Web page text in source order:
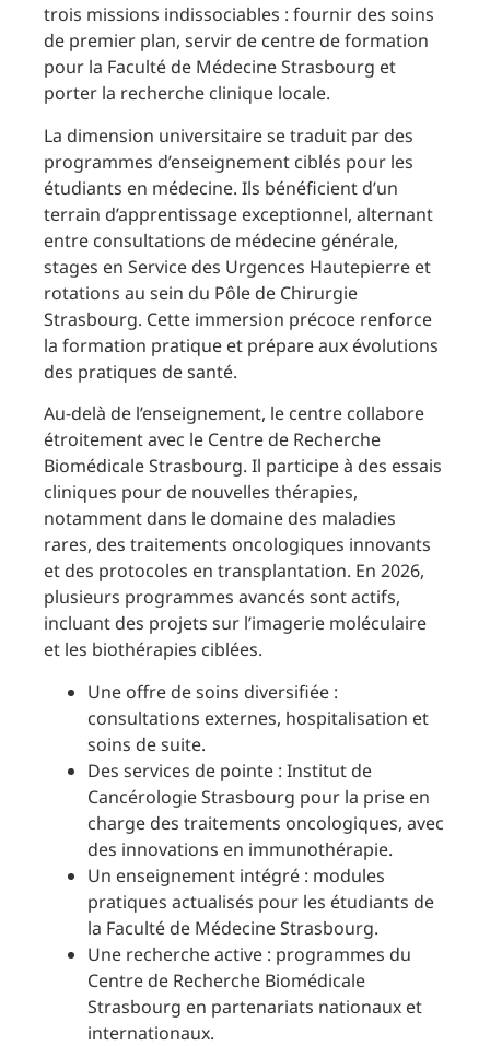
trois missions indissociables : fournir des soins
de premier plan, servir de centre de formation
pour la Faculté de Médecine Strasbourg et
porter la recherche clinique locale.
La dimension universitaire se traduit par des
programmes d’enseignement ciblés pour les
étudiants en médecine. Ils bénéficient d’un
terrain d’apprentissage exceptionnel, alternant
entre consultations de médecine générale,
stages en Service des Urgences Hautepierre et
rotations au sein du Pôle de Chirurgie
Strasbourg. Cette immersion précoce renforce
la formation pratique et prépare aux évolutions
des pratiques de santé.
Au-delà de l’enseignement, le centre collabore
étroitement avec le Centre de Recherche
Biomédicale Strasbourg. Il participe à des essais
cliniques pour de nouvelles thérapies,
notamment dans le domaine des maladies
rares, des traitements oncologiques innovants
et des protocoles en transplantation. En 2026,
plusieurs programmes avancés sont actifs,
incluant des projets sur l’imagerie moléculaire
et les biothérapies ciblées.
Une offre de soins diversifiée :
consultations externes, hospitalisation et
soins de suite.
Des services de pointe : Institut de
Cancérologie Strasbourg pour la prise en
charge des traitements oncologiques, avec
des innovations en immunothérapie.
Un enseignement intégré : modules
pratiques actualisés pour les étudiants de
la Faculté de Médecine Strasbourg.
Une recherche active : programmes du
Centre de Recherche Biomédicale
Strasbourg en partenariats nationaux et
internationaux.